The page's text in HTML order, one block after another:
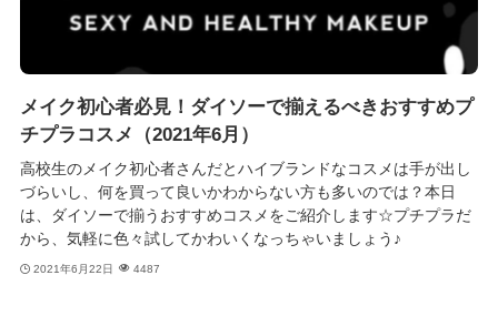
メイク初心者必見！ダイソーで揃えるべきおすすめプ
チプラコスメ（2021年6月）
高校生のメイク初心者さんだとハイブランドなコスメは手が出し
づらいし、何を買って良いかわからない方も多いのでは？本日
は、ダイソーで揃うおすすめコスメをご紹介します☆プチプラだ
から、気軽に色々試してかわいくなっちゃいましょう♪
2021年6月22日 4487